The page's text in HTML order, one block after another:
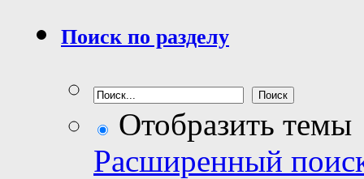
Поиск по разделу
Отобразить темы
Расширенный